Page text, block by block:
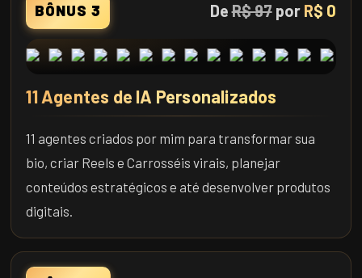
BÔNUS 3 DeR$ 97por R$ 0
11 Agentes de IA Personalizados
11 agentes criados por mim para transformar sua
bio, criar Reels e Carrosséis virais, planejar
conteúdos estratégicos e até desenvolver produtos
digitais.